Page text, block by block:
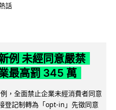
話
例 未經同意嚴禁
最高罰 345 萬
，全面禁止企業未經消費者同意
登記制轉為「opt-in」先徵同意